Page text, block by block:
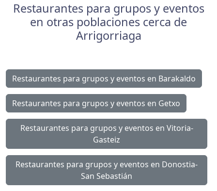
Restaurantes para grupos y eventos
en otras poblaciones cerca de
Arrigorriaga
Restaurantes para grupos y eventos en Barakaldo
Restaurantes para grupos y eventos en Getxo
Restaurantes para grupos y eventos en Vitoria-
Gasteiz
Restaurantes para grupos y eventos en Donostia-
San Sebastián